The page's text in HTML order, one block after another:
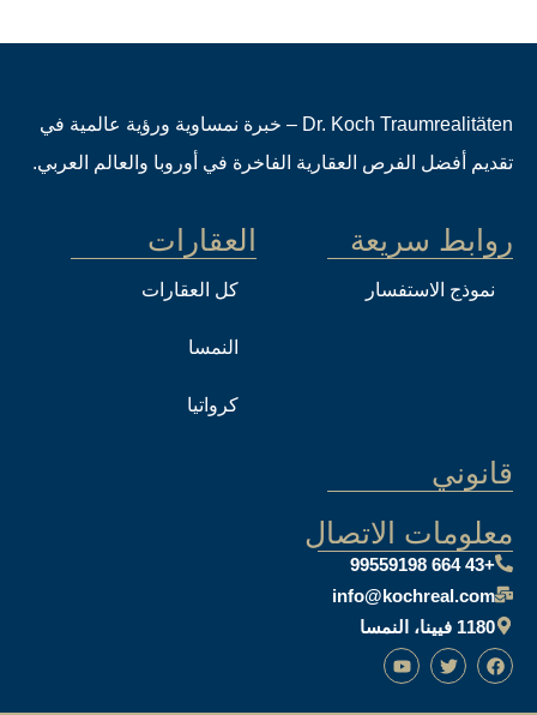
Dr. Koch Traumrealitäten – خبرة نمساوية ورؤية عالمية في
تقديم أفضل الفرص العقارية الفاخرة في أوروبا والعالم العربي.
روابط سريعة
نموذج الاستفسار
العقارات
كل العقارات
النمسا
كرواتيا
قانوني
معلومات الاتصال
+43 664 99559198
info@kochreal.com
1180 فيينا، النمسا